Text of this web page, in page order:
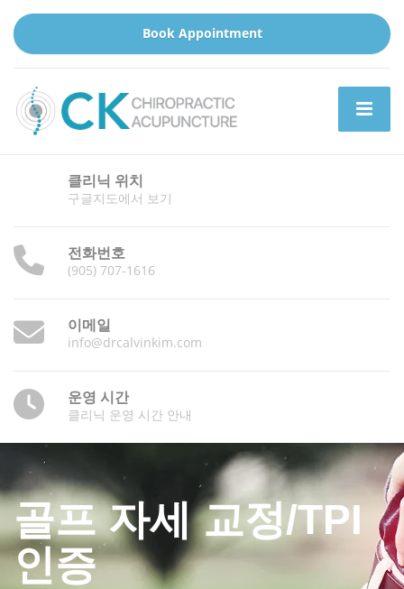
Book Appointment
클리닉 위치
구글지도에서 보기
전화번호
(905) 707-1616
이메일
info@drcalvinkim.com
운영 시간
클리닉 운영 시간 안내
골프 자세 교정/TPI
인증